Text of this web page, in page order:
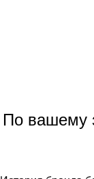
По вашему